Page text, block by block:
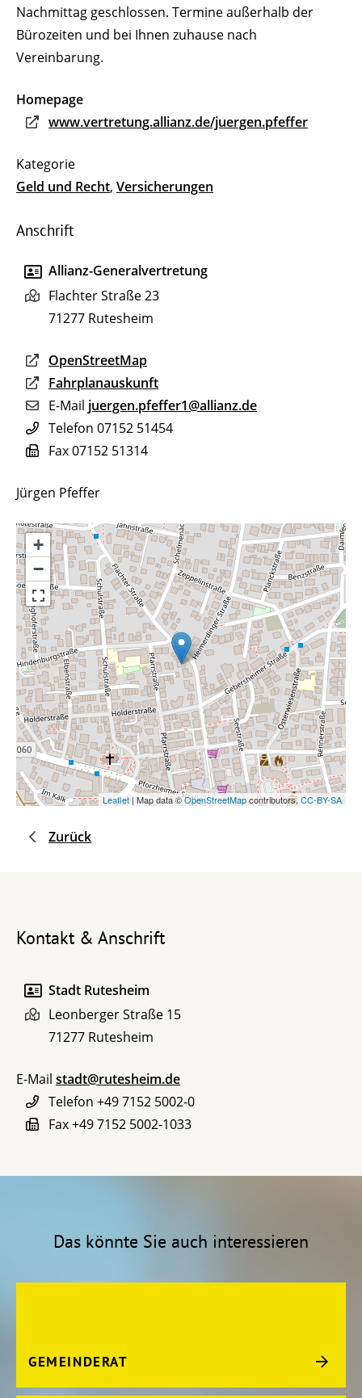
Nachmittag geschlossen. Termine außerhalb der
Bürozeiten und bei Ihnen zuhause nach
Vereinbarung.
Homepage
www.vertretung.allianz.de/juergen.pfeffer
Geld und Recht, Versicherungen
Anschrift
Allianz-Generalvertretung
Flachter Straße 23
71277 Rutesheim
OpenStreetMap
Fahrplanauskunft
E-Mail juergen.pfeffer1@allianz.de
Telefon 07152 51454
Fax07152 51314
Jürgen Pfeffer
+
−
Leaflet| Map data ©OpenStreetMapcontributors, CC-BY-SA
Zurück
Kontakt & Anschrift
Stadt Rutesheim
Leonberger Straße 15
71277 Rutesheim
E-Mail stadt@rutesheim.de
Telefon +49 7152 5002-0
Fax+49 7152 5002-1033
Das könnte Sie auch interessieren
GEMEINDERAT